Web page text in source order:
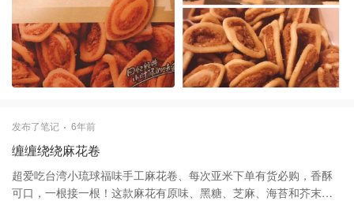
发布了笔记 6年前
缠缠绕绕麻花卷
超爱吃台湾小琉球福味手工麻花卷、每次亚米下单有货必购，香酥
可口，一根接一根！这款麻花有原味、黑糖、芝麻、海苔和芥末，